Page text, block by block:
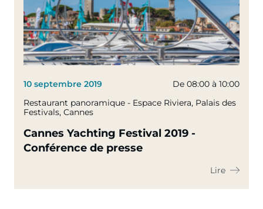
10 septembre 2019
De 08:00 à 10:00
Restaurant panoramique - Espace Riviera, Palais des
Festivals, Cannes
Cannes Yachting Festival 2019 -
Conférence de presse
Lire